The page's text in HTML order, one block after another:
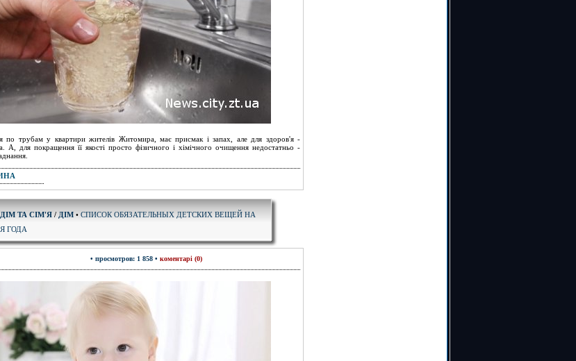
по трубам у квартири жителів Житомира, має присмак і запах, але для здоров'я -
А, для покращення її якості просто фізичного і хімічного очищення недостатньо -
ДІМ ТА СІМ'Я / ДІМ • СПИСОК ОБЯЗАТЕЛЬНЫХ ДЕТСКИХ ВЕЩЕЙ НА
ГОДА
• просмотров: 1 858 • коментарі (0)